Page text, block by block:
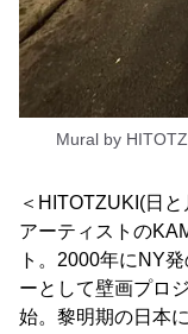
Mural by
＜HITOTZUKI(日と
アーティストの
ト。2000年にNY
ーとして壁画プロ
始。黎明期の日本